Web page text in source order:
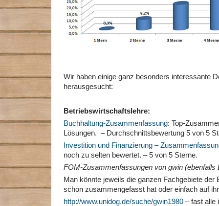
Wir haben einige ganz besonders interessante
herausgesucht:
Betriebswirtschaftslehre:
Buchhaltung-Zusammenfassung: Top-
Lösungen. – Durchschnittsbewertung 5 von 5
Investition und Finanzierung –
noch zu selten bewertet. – 5 von 5 Sterne.
FOM-Zusammenfassungen von gwin (ebenfalls
Man könnte jeweils die ganzen Fachgebiete der
schon zusammengefasst hat oder einfach auf
http://www.unidog.de/suche/gwin1980 – fast alle